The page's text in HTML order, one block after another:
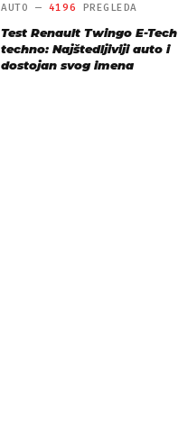
AUTO — 4196 PREGLEDA
Test Renault Twingo E-Tech
techno: Najštedljiviji auto i
dostojan svog imena